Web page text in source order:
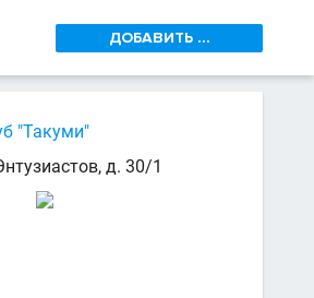
ДОБАВИТЬ ...
"Такуми"
д. 30/1